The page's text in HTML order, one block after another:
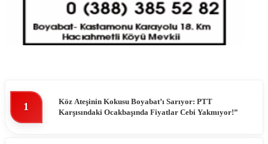
1
Köz Ateşinin Kokusu Boyabat’ı Sarıyor: PTT
Karşısındaki Ocakbaşında Fiyatlar Cebi Yakmıyor!”